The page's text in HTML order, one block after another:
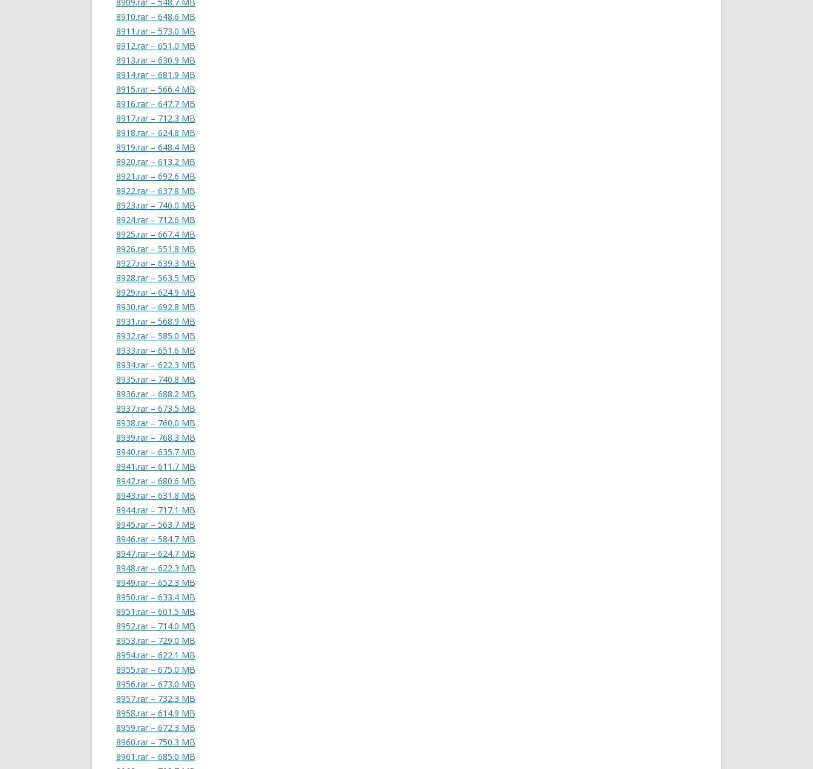
8910.rar – 648.6 MB
8911.rar – 573.0 MB
8912.rar – 651.0 MB
8913.rar – 630.9 MB
8914.rar – 681.9 MB
8915.rar – 566.4 MB
8916.rar – 647.7 MB
8917.rar – 712.3 MB
8918.rar – 624.8 MB
8919.rar – 648.4 MB
8920.rar – 613.2 MB
8921.rar – 692.6 MB
8922.rar – 637.8 MB
8923.rar – 740.0 MB
8924.rar – 712.6 MB
8925.rar – 667.4 MB
8926.rar – 551.8 MB
8927.rar – 639.3 MB
8928.rar – 563.5 MB
8929.rar – 624.9 MB
8930.rar – 692.8 MB
8931.rar – 568.9 MB
8932.rar – 585.0 MB
8933.rar – 651.6 MB
8934.rar – 622.3 MB
8935.rar – 740.8 MB
8936.rar – 688.2 MB
8937.rar – 673.5 MB
8938.rar – 760.0 MB
8939.rar – 768.3 MB
8940.rar – 635.7 MB
8941.rar – 611.7 MB
8942.rar – 680.6 MB
8943.rar – 631.8 MB
8944.rar – 717.1 MB
8945.rar – 563.7 MB
8946.rar – 584.7 MB
8947.rar – 624.7 MB
8948.rar – 622.3 MB
8949.rar – 652.3 MB
8950.rar – 633.4 MB
8951.rar – 601.5 MB
8952.rar – 714.0 MB
8953.rar – 729.0 MB
8954.rar – 622.1 MB
8955.rar – 675.0 MB
8956.rar – 673.0 MB
8957.rar – 732.3 MB
8958.rar – 614.9 MB
8959.rar – 672.3 MB
8960.rar – 750.3 MB
8961.rar – 685.0 MB